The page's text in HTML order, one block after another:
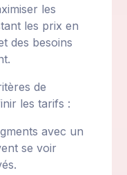
les
les prix en
des besoins
de
les tarifs :
avec un
se voir